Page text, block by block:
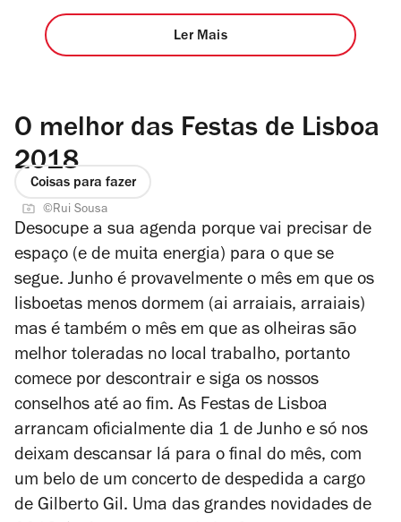
Ler Mais
O melhor das Festas de Lisboa
2018
Coisas para fazer
©Rui Sousa
Desocupe a sua agenda porque vai precisar de
espaço (e de muita energia) para o que se
segue. Junho é provavelmente o mês em que os
lisboetas menos dormem (ai arraiais, arraiais)
mas é também o mês em que as olheiras são
melhor toleradas no local trabalho, portanto
comece por descontrair e siga os nossos
conselhos até ao fim. As Festas de Lisboa
arrancam oficialmente dia 1 de Junho e só nos
deixam descansar lá para o final do mês, com
um belo de um concerto de despedida a cargo
de Gilberto Gil. Uma das grandes novidades de